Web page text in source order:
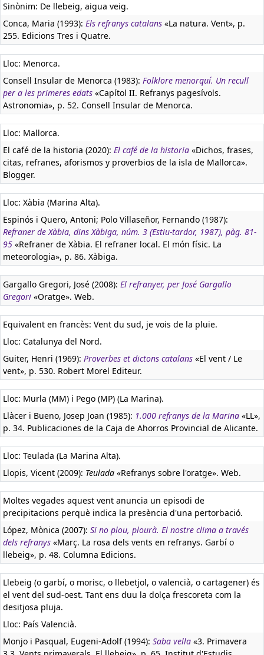
Sinònim: De llebeig, aigua veig.
Conca, Maria (1993): Els refranys catalans «La natura. Vent», p.
255. Edicions Tres i Quatre.
Lloc: Menorca.
Consell Insular de Menorca (1983): Folklore menorquí. Un recull
per a les primeres edats «Capítol II. Refranys pagesívols.
Astronomia», p. 52. Consell Insular de Menorca.
Lloc: Mallorca.
El café de la historia (2020): El café de la historia «Dichos, frases,
citas, refranes, aforismos y proverbios de la isla de Mallorca».
Blogger.
Lloc: Xàbia (Marina Alta).
Espinós i Quero, Antoni; Polo Villaseñor, Fernando (1987):
Refraner de Xàbia, dins Xàbiga, núm. 3 (Estiu-tardor, 1987), pàg. 81-
95 «Refraner de Xàbia. El refraner local. El món físic. La
meteorologia», p. 86. Xàbiga.
Gargallo Gregori, José (2008): El refranyer, per José Gargallo
Gregori «Oratge». Web.
Equivalent en francès: Vent du sud, je vois de la pluie.
Lloc: Catalunya del Nord.
Guiter, Henri (1969): Proverbes et dictons catalans «El vent / Le
vent», p. 530. Robert Morel Editeur.
Lloc: Murla (MM) i Pego (MP) (La Marina).
Llàcer i Bueno, Josep Joan (1985): 1.000 refranys de la Marina «LL»,
p. 34. Publicaciones de la Caja de Ahorros Provincial de Alicante.
Lloc: Teulada (La Marina Alta).
Llopis, Vicent (2009): Teulada «Refranys sobre l'oratge». Web.
Moltes vegades aquest vent anuncia un episodi de
precipitacions perquè indica la presència d'una pertorbació.
López, Mònica (2007): Si no plou, plourà. El nostre clima a través
dels refranys «Març. La rosa dels vents en refranys. Garbí o
llebeig», p. 48. Columna Edicions.
Llebeig (o garbí, o morisc, o llebetjol, o valencià, o cartagener) és
el vent del sud-oest. Tant ens duu la dolça frescoreta com la
desitjosa pluja.
Lloc: País Valencià.
Monjo i Pasqual, Eugeni-Adolf (1994): Saba vella «3. Primavera